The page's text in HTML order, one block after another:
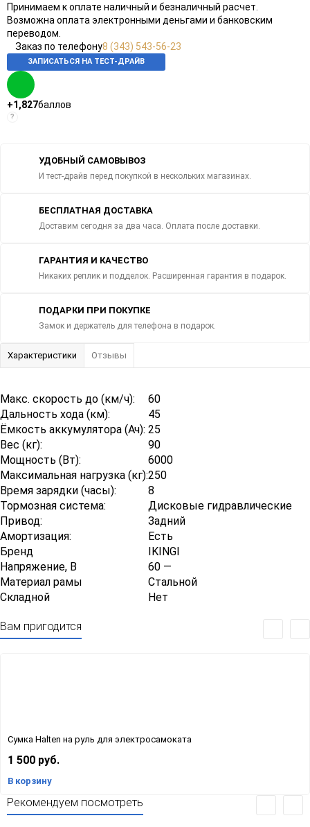
Принимаем к оплате наличный и безналичный расчет.
Возможна оплата электронными деньгами и банковским
переводом.
Заказ по телефону8 (343) 543-56-23
ЗАПИСАТЬСЯ НА ТЕСТ-ДРАЙВ
+1,827баллов
?
УДОБНЫЙ САМОВЫВОЗ
И тест-драйв перед покупкой в нескольких магазинах.
БЕСПЛАТНАЯ ДОСТАВКА
Доставим сегодня за два часа. Оплата после доставки.
ГАРАНТИЯ И КАЧЕСТВО
Никаких реплик и подделок. Расширенная гарантия в подарок.
ПОДАРКИ ПРИ ПОКУПКЕ
Замок и держатель для телефона в подарок.
Характеристики Отзывы
Макс. скорость до (км/ч):
60
Дальность хода (км):
45
Ёмкость аккумулятора (Ач): 25
Вес (кг):
90
Мощность (Вт):
6000
Максимальная нагрузка (кг):250
Время зарядки (часы):
8
Тормозная система:
Дисковые гидравлические
Привод:
Задний
Амортизация:
Есть
Бренд
IKINGI
Напряжение, В
60 —
Материал рамы
Стальной
Складной
Нет
Вам пригодится
Сумка Halten на руль для электросамоката
1 500 руб.
В корзину
Рекомендуем посмотреть